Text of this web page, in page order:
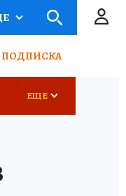
ПОДПИСКА
ЕЩЕ